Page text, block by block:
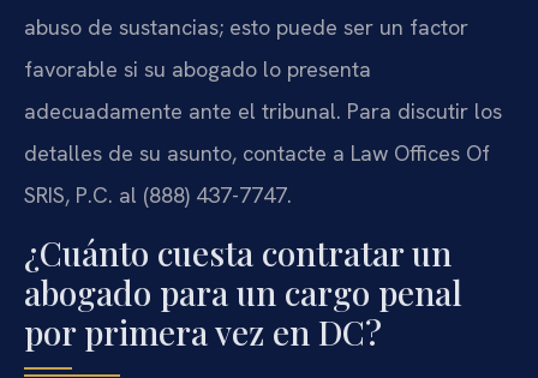
abuso de sustancias; esto puede ser un factor
favorable si su abogado lo presenta
adecuadamente ante el tribunal. Para discutir los
detalles de su asunto, contacte a Law Offices Of
SRIS, P.C. al (888) 437-7747.
¿Cuánto cuesta contratar un
abogado para un cargo penal
por primera vez en DC?